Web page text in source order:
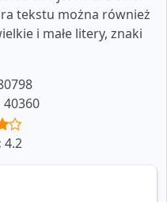
tekstu można również
i małe litery, znaki
40360
4.2